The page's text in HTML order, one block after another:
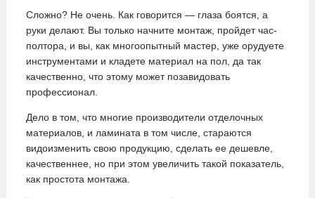
Сложно? Не очень. Как говорится — глаза боятся, а
руки делают. Вы только начните монтаж, пройдет час-
полтора, и вы, как многоопытный мастер, уже орудуете
инструментами и кладете материал на пол, да так
качественно, что этому может позавидовать
профессионал.
Дело в том, что многие производители отделочных
материалов, и ламината в том числе, стараются
видоизменить свою продукцию, сделать ее дешевле,
качественнее, но при этом увеличить такой показатель,
как простота монтажа.